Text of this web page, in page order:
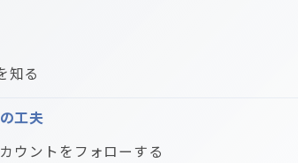
知る
工夫
ウントをフォローする